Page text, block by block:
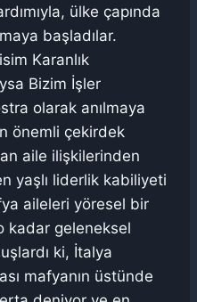
ülke çapında
başladılar.
Karanlık
Bizim İşler
olarak anılmaya
önemli çekirdek
aile ilişkilerinden
yaşlı liderlik kabiliyeti
aileleri yöresel bir
kadar geleneksel
ki, İtalya
mafyanın üstünde